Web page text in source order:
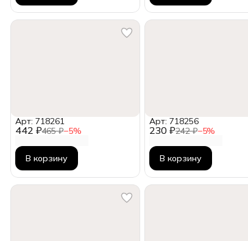
442 ₽465 ₽−5%
Арт: 718261
В корзину
230 ₽242 ₽−5%
Арт: 718256
В корзину